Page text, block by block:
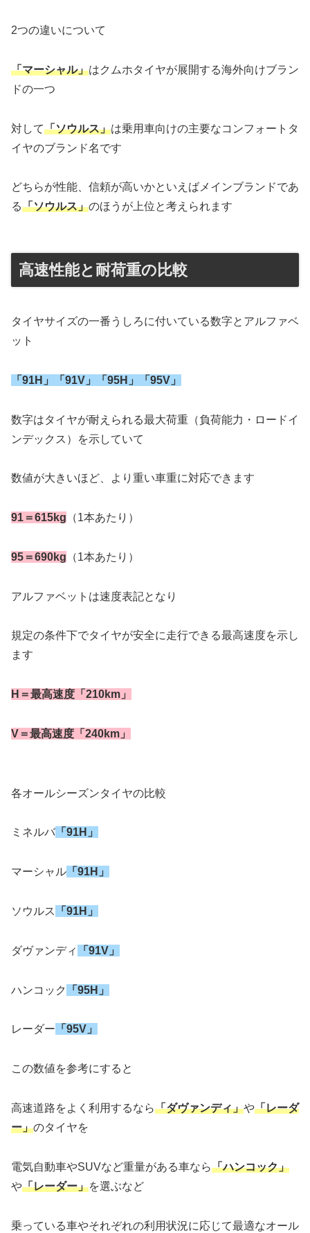
2つの違いについて
「マーシャル」はクムホタイヤが展開する海外向けブラン
ドの一つ
対して「ソウルス」は乗用車向けの主要なコンフォートタ
イヤのブランド名です
どちらが性能、信頼が高いかといえばメインブランドであ
る「ソウルス」のほうが上位と考えられます
高速性能と耐荷重の比較
タイヤサイズの一番うしろに付いている数字とアルファベ
ット
「91H」「91V」「95H」「95V」
数字はタイヤが耐えられる最大荷重（負荷能力・ロードイ
ンデックス）を示していて
数値が大きいほど、より重い車重に対応できます
91＝615kg （1本あたり）
95＝690kg （1本あたり）
アルファベットは速度表記となり
規定の条件下でタイヤが安全に走行できる最高速度を示し
ます
H＝最高速度「210km」
V＝最高速度「240km」
各オールシーズンタイヤの比較
ミネルバ 「91H」
マーシャル 「91H」
ソウルス 「91H」
ダヴァンディ 「91V」
ハンコック 「95H」
レーダー 「95V」
この数値を参考にすると
高速道路をよく利用するなら「ダヴァンディ」や「レーダ
ー」のタイヤを
電気自動車やSUVなど重量がある車なら「ハンコック」
や「レーダー」を選ぶなど
乗っている車やそれぞれの利用状況に応じて最適なオール